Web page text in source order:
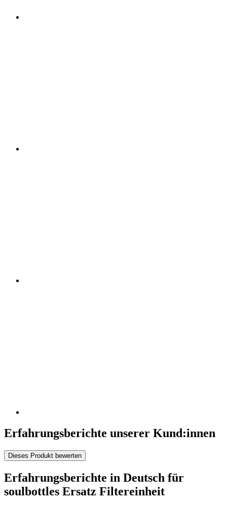
Erfahrungsberichte unserer Kund:innen
Dieses Produkt bewerten
Erfahrungsberichte in Deutsch für
soulbottles Ersatz Filtereinheit